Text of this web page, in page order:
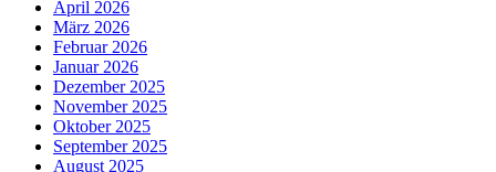
April 2026
März 2026
Februar 2026
Januar 2026
Dezember 2025
November 2025
Oktober 2025
September 2025
August 2025